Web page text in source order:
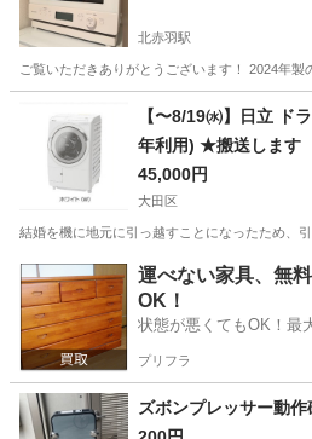
北赤羽駅
ご覧いただきありがとうございます！ 2024年
キッチン家電
【〜8/19㈬】日立 ド
年利用) ★搬送します
45,000円
大田区
結婚を機に地元に引っ越すことになったため、
東京 大田区 生活家電 ドラム式洗
運べない家具、無
OK！
状態が悪くてもOK！最
プリフラ
ズボンプレッサー動